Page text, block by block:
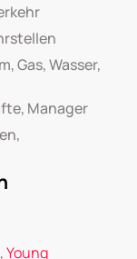
Gas, Wasser,
Manager
Young